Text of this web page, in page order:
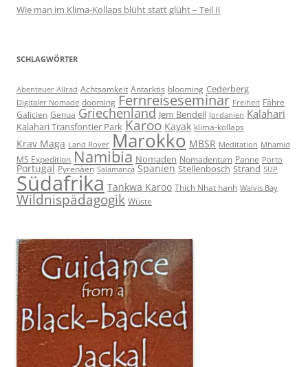
Wie man im Klima-Kollaps blüht statt glüht – Teil II
SCHLAGWÖRTER
Abenteuer Allrad Achtsamkeit Antarktis blooming Cederberg
Digitaler Nomade dooming Fernreiseseminar Freiheit Fähre
Galicien Genua Griechenland Jem Bendell Jordanien Kalahari
Kalahari Transfontier Park Karoo Kayak klima-kollaps
Krav Maga Land Rover Marokko MBSR Meditation Mhamid
MS Expedition Namibia Nomaden Nomadentum Panne Porto
Portugal Pyrenäen Salamanca Spanien Stellenbosch Strand SUP
Südafrika Tankwa Karoo Thich Nhat hanh Walvis Bay
Wildnispädagogik Wüste